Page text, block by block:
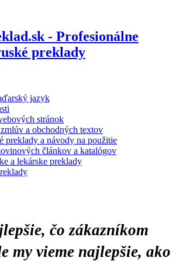
jazyk
stránok
a obchodných textov
preklady a návody na použitie
článkov a katalógov
a lekárske preklady
čo zákazníkom
my vieme najlepšie, ako